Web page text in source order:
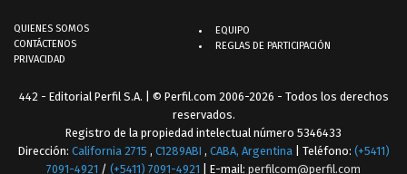
QUIENES SOMOS
CONTÁCTENOS
PRIVACIDAD
EQUIPO
REGLAS DE PARTICIPACIÓN
442 - Editorial Perfil S.A. | © Perfil.com 2006-2026 - Todos los derechos
reservados.
Registro de la propiedad intelectual número 5346433
Dirección: California 2715 , C1289ABI , CABA, Argentina | Teléfono: (+5411)
7091-4921 / (+5411) 7091-4921 | E-mail: perfilcom@perfil.com